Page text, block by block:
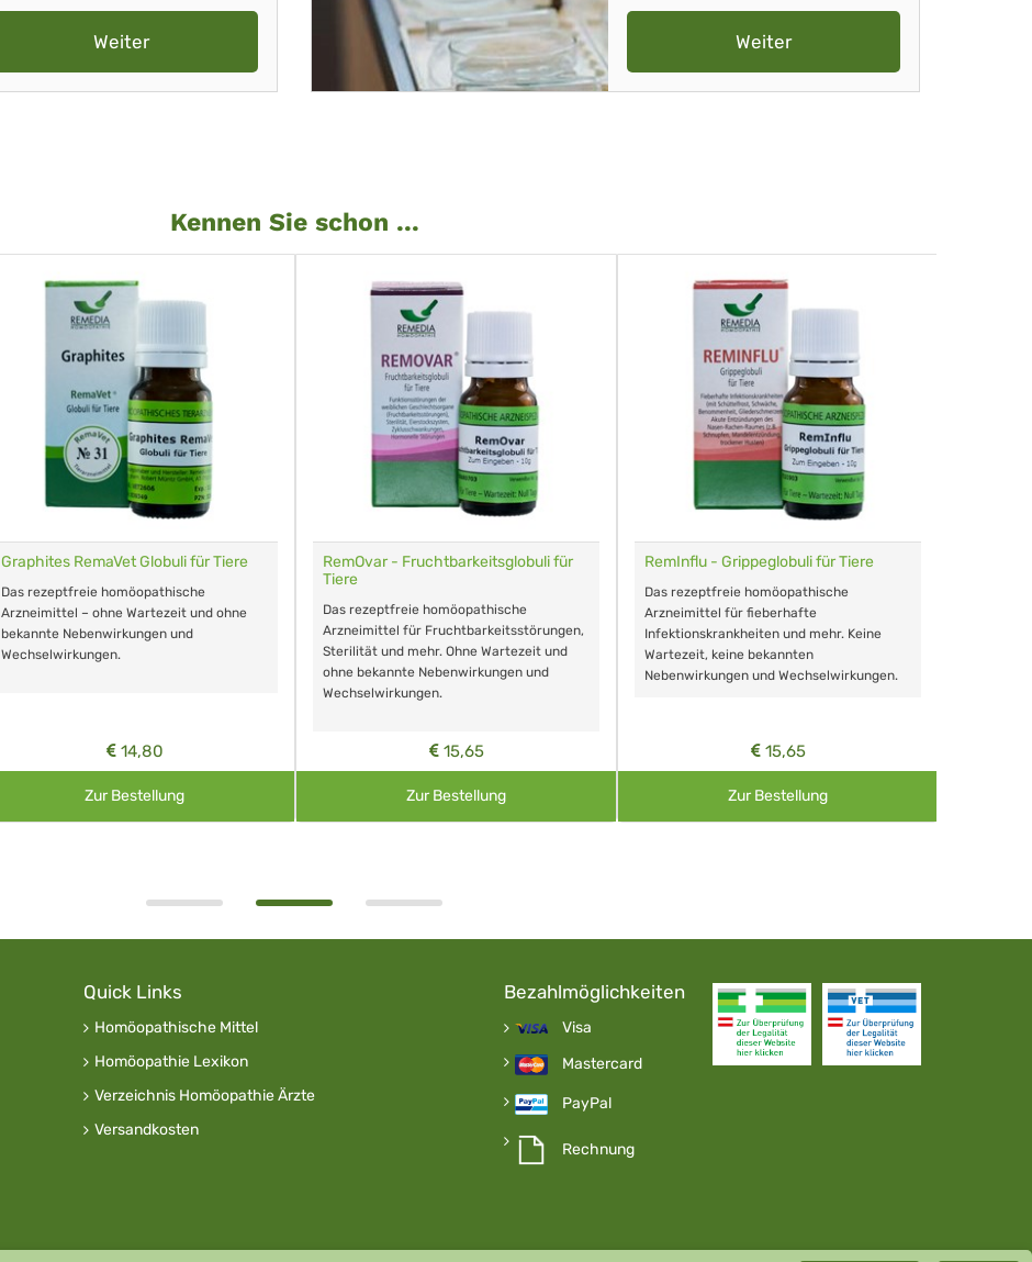
Weiter Weiter
Kennen Sie schon ...
Graphites RemaVet Globuli für Tiere
Das rezeptfreie homöopathische
Arzneimittel – ohne Wartezeit und ohne
bekannte Nebenwirkungen und
Wechselwirkungen.
14,80
Zur Bestellung
RemOvar - Fruchtbarkeitsglobuli für
Tiere
Das rezeptfreie homöopathische
Arzneimittel für Fruchtbarkeitsstörungen,
Sterilität und mehr. Ohne Wartezeit und
ohne bekannte Nebenwirkungen und
Wechselwirkungen.
15,65
Zur Bestellung
RemInflu - Grippeglobuli für Tiere
Das rezeptfreie homöopathische
Arzneimittel für fieberhafte
Infektionskrankheiten und mehr. Keine
Wartezeit, keine bekannten
Nebenwirkungen und Wechselwirkungen.
15,65
Zur Bestellung
Quick Links
Homöopathische Mittel
Homöopathie Lexikon
Verzeichnis Homöopathie Ärzte
Versandkosten
Bezahlmöglichkeiten
Visa
Mastercard
PayPal
Rechnung